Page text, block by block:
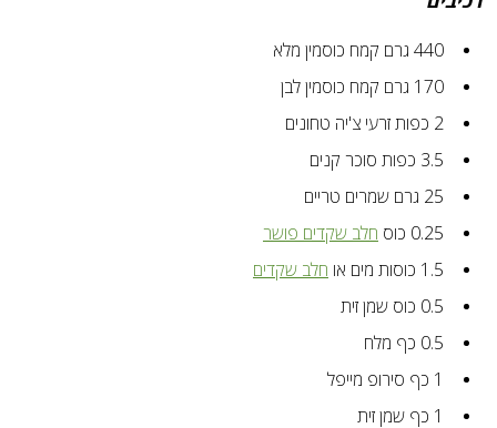
440 גרם קמח כוסמין מלא
170 גרם קמח כוסמין לבן
2 כפות זרעי צ'יה טחונים
3.5 כפות סוכר קנים
25 גרם שמרים טריים
0.25 כוס חלב שקדים פושר
1.5 כוסות מים או חלב שקדים
0.5 כוס שמן זית
0.5 כף מלח
1 כף סירופ מייפל
1 כף שמן זית